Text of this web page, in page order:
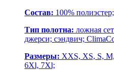
Состав: 100% полиэстер;
Тип полотна: ложная
джерси; сэндвич;
Размеры: XXS, XS, S,
6Xl, 7Xl;